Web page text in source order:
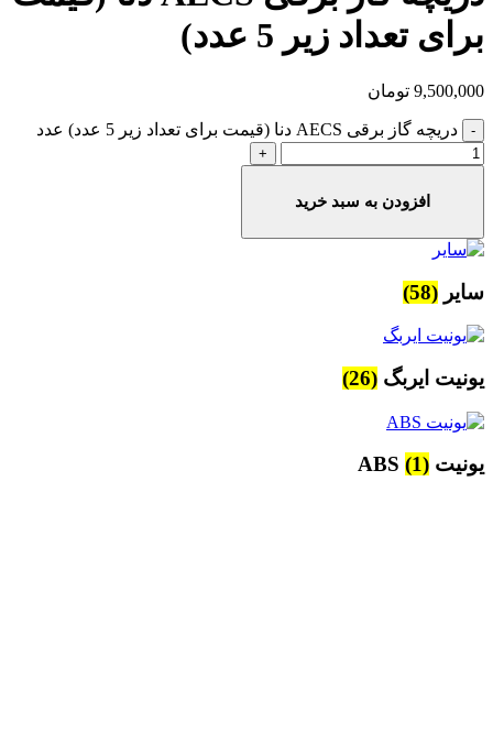
برای تعداد زیر 5 عدد)
9,500,000 تومان
دریچه گاز برقی AECS دنا (قیمت برای تعداد زیر 5 عدد) عدد
افزودن به سبد خرید
سایر (58)
یونیت ایربگ (26)
یونیت ABS (1)